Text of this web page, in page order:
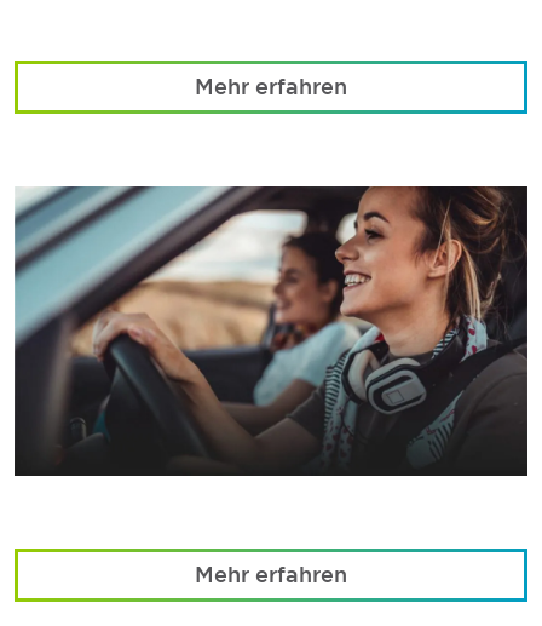
Mehr erfahren
Mehr erfahren